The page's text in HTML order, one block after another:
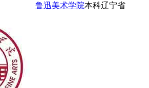
鲁迅美术学院本科辽宁省